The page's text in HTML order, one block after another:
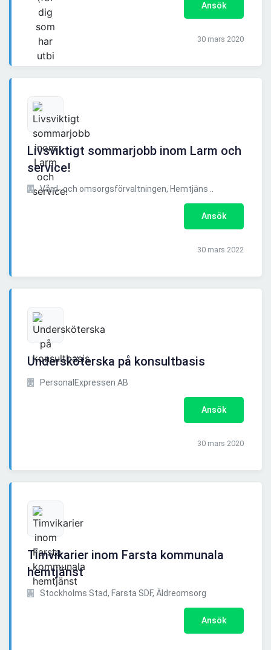
Ansök
30 mars 2020
Livsviktigt sommarjobb inom Larm och
service!
Vård- och omsorgsförvaltningen, Hemtjäns ..
Ansök
30 mars 2022
Undersköterska på konsultbasis
PersonalExpressen AB
Ansök
30 mars 2020
Timvikarier inom Farsta kommunala
hemtjänst
Stockholms Stad, Farsta SDF, Äldreomsorg
Ansök